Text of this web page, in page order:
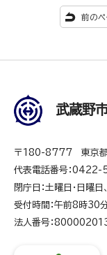
前のペ
武蔵野
〒180-8777 東京都
代表電話番号：0422-
閉庁日：土曜日・日曜
受付時間：午前8時30
法人番号：